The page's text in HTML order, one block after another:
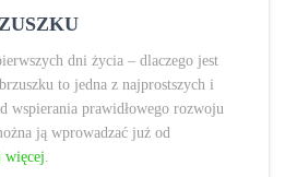
dni życia – dlaczego jest
to jedna z najprostszych i
wspierania prawidłowego rozwoju
ją wprowadzać już od
więcej.